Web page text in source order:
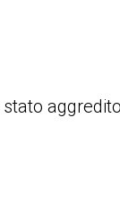
stato aggredito